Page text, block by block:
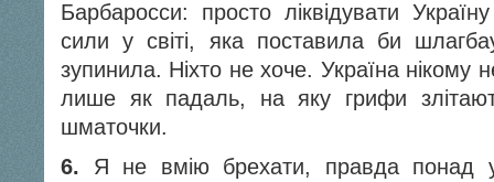
Барбаросси: просто ліквідувати
сили у світі, яка поставила би
зупинила. Ніхто не хоче. Україна нікому
лише як падаль, на яку грифи
шматочки.
6. Я не вмію брехати, правда понад